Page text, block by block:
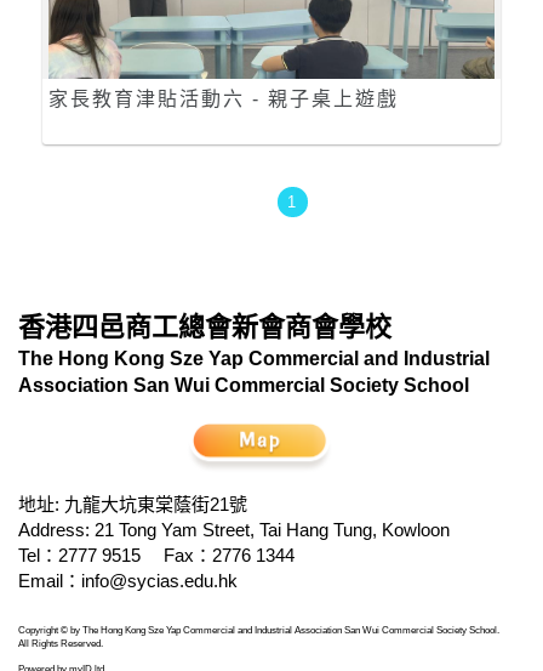
家長教育津貼活動六 - 親子桌上遊戲
1
香港四邑商工總會新會商會學校
The Hong Kong Sze Yap Commercial and Industrial
Association San Wui Commercial Society School
地址: 九龍大坑東棠蔭街21號
Address: 21 Tong Yam Street, Tai Hang Tung, Kowloon
Tel：2777 9515
Fax：2776 1344
Email： info@sycias.edu.hk
Copyright © by The Hong Kong Sze Yap Commercial and Industrial Association San Wui Commercial Society School.
All Rights Reserved.